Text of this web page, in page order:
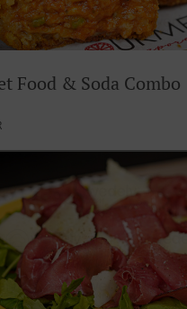
Food & Soda Combo